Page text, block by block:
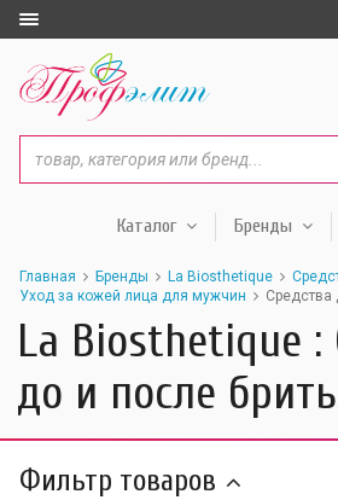
Каталог Бренды
Главная Бренды La Biosthetique
Уход за кожей лица для мужчин
Средства
La Biosthetique :
до и после
Фильтр товаров